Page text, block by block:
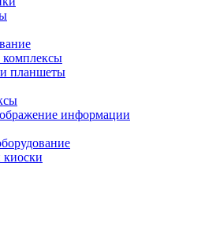
планшеты
информации